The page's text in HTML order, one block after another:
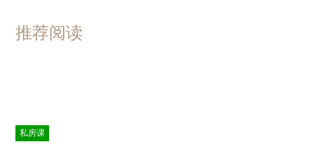
推荐阅读
私房课